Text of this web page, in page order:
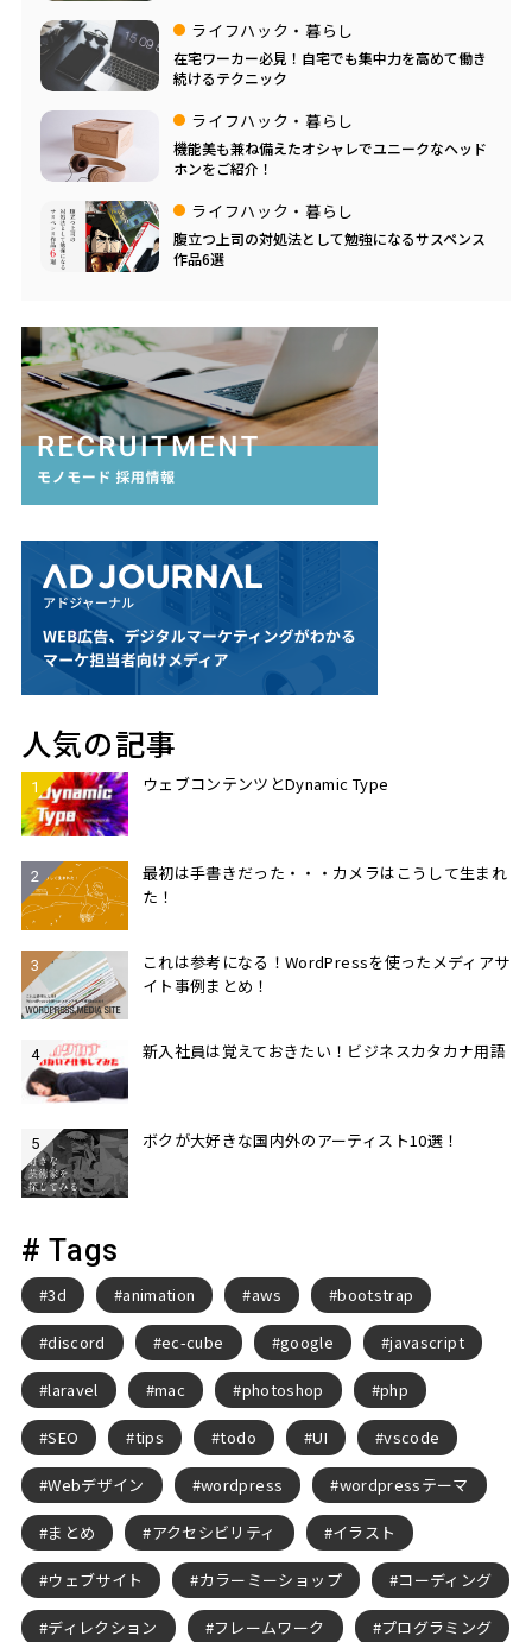
ライフハック・暮らし
在宅ワーカー必見！自宅でも集中力を高めて働き
続けるテクニック
ライフハック・暮らし
機能美も兼ね備えたオシャレでユニークなヘッド
ホンをご紹介！
ライフハック・暮らし
腹立つ上司の対処法として勉強になるサスペンス
作品6選
人気の記事
ウェブコンテンツとDynamic Type
最初は手書きだった・・・カメラはこうして生まれ
た！
これは参考になる！WordPressを使ったメディアサ
イト事例まとめ！
新入社員は覚えておきたい！ビジネスカタカナ用語
ボクが大好きな国内外のアーティスト10選！
# Tags
3d animation aws bootstrap
discord ec-cube google javascript
laravel mac photoshop php
SEO tips todo UI vscode
Webデザイン wordpress wordpressテーマ
まとめ アクセシビリティ イラスト
ウェブサイト カラーミーショップ コーディング
ディレクション フレームワーク プログラミング